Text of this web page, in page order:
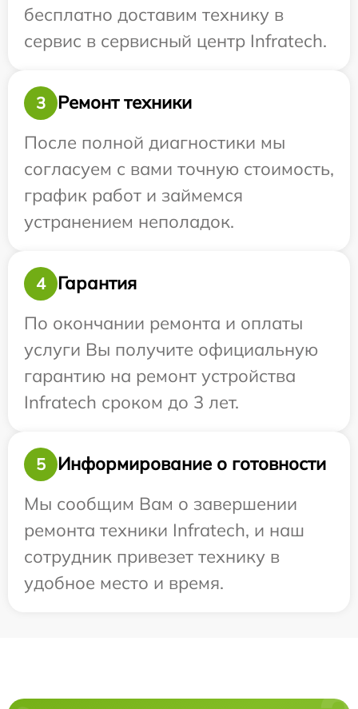
бесплатно доставим технику в
сервис в сервисный центр Infratech.
3
Ремонт техники
После полной диагностики мы
согласуем с вами точную стоимость,
график работ и займемся
устранением неполадок.
4
Гарантия
По окончании ремонта и оплаты
услуги Вы получите официальную
гарантию на ремонт устройства
Infratech сроком до 3 лет.
5
Информирование о готовности
Мы сообщим Вам о завершении
ремонта техники Infratech, и наш
сотрудник привезет технику в
удобное место и время.